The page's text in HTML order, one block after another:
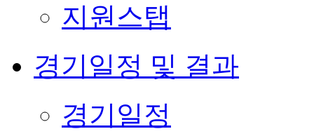
지원스탭
경기일정 및 결과
경기일정